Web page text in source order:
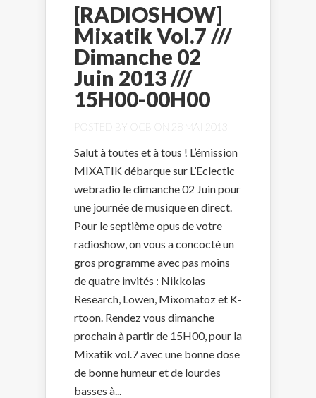
[RADIOSHOW]
Mixatik Vol.7 ///
Dimanche 02
Juin 2013 ///
15H00-00H00
POSTED BY OCB ON 28 MAI 2013
Salut à toutes et à tous ! L’émission
MIXATIK débarque sur L’Eclectic
webradio le dimanche 02 Juin pour
une journée de musique en direct.
Pour le septième opus de votre
radioshow, on vous a concocté un
gros programme avec pas moins
de quatre invités : Nikkolas
Research, Lowen, Mixomatoz et K-
rtoon. Rendez vous dimanche
prochain à partir de 15H00, pour la
Mixatik vol.7 avec une bonne dose
de bonne humeur et de lourdes
basses à...